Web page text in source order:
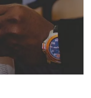
engineers,
executives.